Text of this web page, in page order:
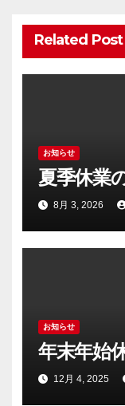
ョ
ン
Related Post
お知らせ
夏季休業
8月 3, 2026
お知らせ
年末年始
12月 4, 2025